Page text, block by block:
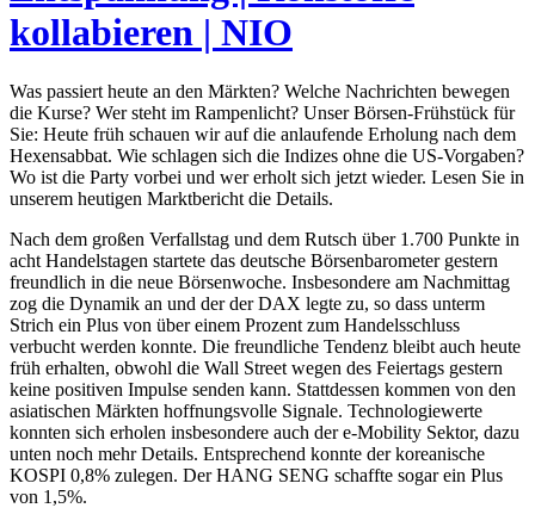
kollabieren | NIO
Was passiert heute an den Märkten? Welche Nachrichten bewegen
die Kurse? Wer steht im Rampenlicht? Unser Börsen-Frühstück für
Sie: Heute früh schauen wir auf die anlaufende Erholung nach dem
Hexensabbat. Wie schlagen sich die Indizes ohne die US-Vorgaben?
Wo ist die Party vorbei und wer erholt sich jetzt wieder. Lesen Sie in
unserem heutigen Marktbericht die Details.
Nach dem großen Verfallstag und dem Rutsch über 1.700 Punkte in
acht Handelstagen startete das deutsche Börsenbarometer gestern
freundlich in die neue Börsenwoche. Insbesondere am Nachmittag
zog die Dynamik an und der der DAX legte zu, so dass unterm
Strich ein Plus von über einem Prozent zum Handelsschluss
verbucht werden konnte. Die freundliche Tendenz bleibt auch heute
früh erhalten, obwohl die Wall Street wegen des Feiertags gestern
keine positiven Impulse senden kann. Stattdessen kommen von den
asiatischen Märkten hoffnungsvolle Signale. Technologiewerte
konnten sich erholen insbesondere auch der e-Mobility Sektor, dazu
unten noch mehr Details. Entsprechend konnte der koreanische
KOSPI 0,8% zulegen. Der HANG SENG schaffte sogar ein Plus
von 1,5%.